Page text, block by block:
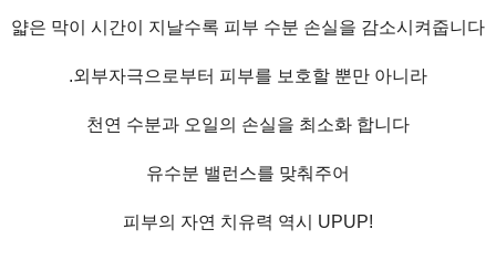
얇은 막이 시간이 지날수록 피부 수분 손실을 감소시켜줍니다
.외부자극으로부터 피부를 보호할 뿐만 아니라
천연 수분과 오일의 손실을 최소화 합니다
유수분 밸런스를 맞춰주어
피부의 자연 치유력 역시 UPUP!